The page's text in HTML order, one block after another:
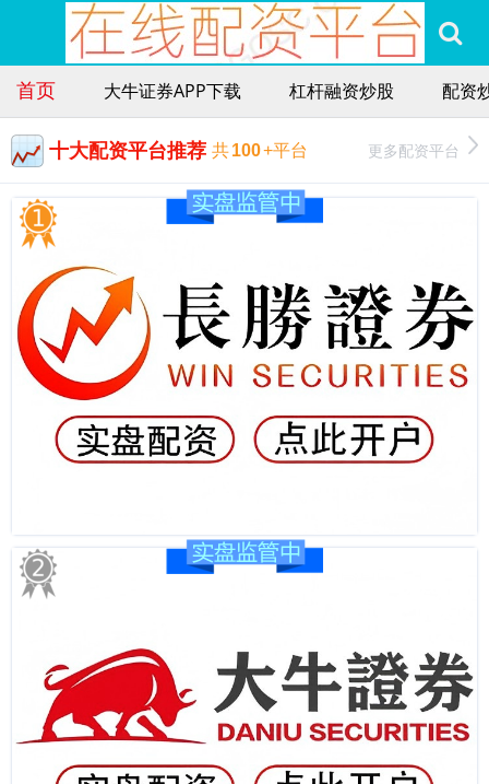
首页 大牛证券APP下载 杠杆融资炒股 配资
十大配资平台推荐 共100+平台 更多配资平台